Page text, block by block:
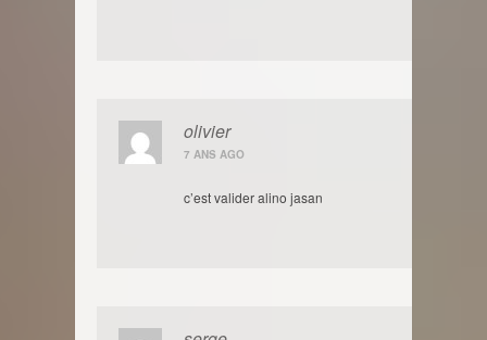
olivier
7 ANS AGO
c’est valider alino jasan